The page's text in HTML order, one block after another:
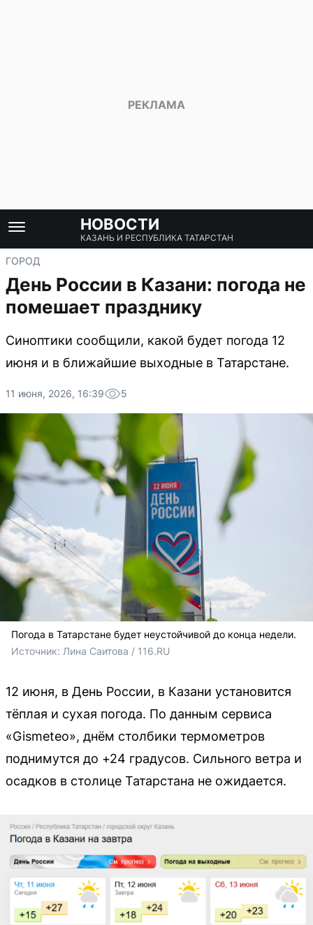
НОВОСТИ
КАЗАНЬ И РЕСПУБЛИКА ТАТАРСТАН
ГОРОД
День России в Казани: погода не
помешает празднику
Синоптики сообщили, какой будет погода 12
июня и в ближайшие выходные в Татарстане.
11 июня, 2026, 16:39 5
Погода в Татарстане будет неустойчивой до конца недели.
Источник: Лина Саитова / 116.RU
12 июня, в День России, в Казани установится
тёплая и сухая погода. По данным сервиса
«Gismeteo», днём столбики термометров
поднимутся до +24 градусов. Сильного ветра и
осадков в столице Татарстана не ожидается.